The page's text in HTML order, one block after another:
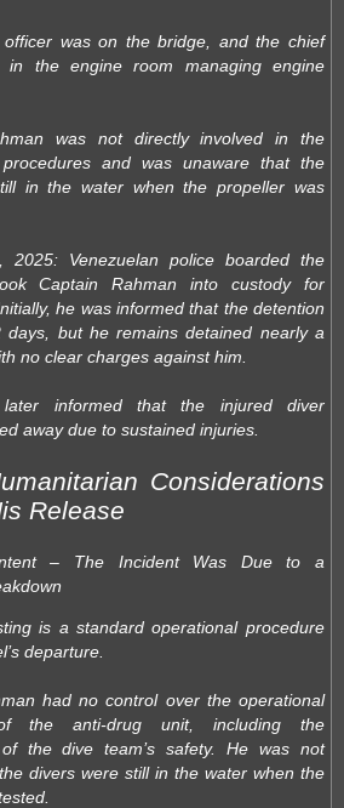
officer was on the bridge, and the chief
in the engine room managing engine
was not directly involved in the
and was unaware that the
in the water when the propeller was
2025: Venezuelan police boarded the
Captain Rahman into custody for
he was informed that the detention
days, but he remains detained nearly a
no clear charges against him.
later informed that the injured diver
away due to sustained injuries.
Considerations
Release
– The Incident Was Due to a
is a standard operational procedure
departure.
had no control over the operational
the anti-drug unit, including the
of the dive team’s safety. He was not
divers were still in the water when the